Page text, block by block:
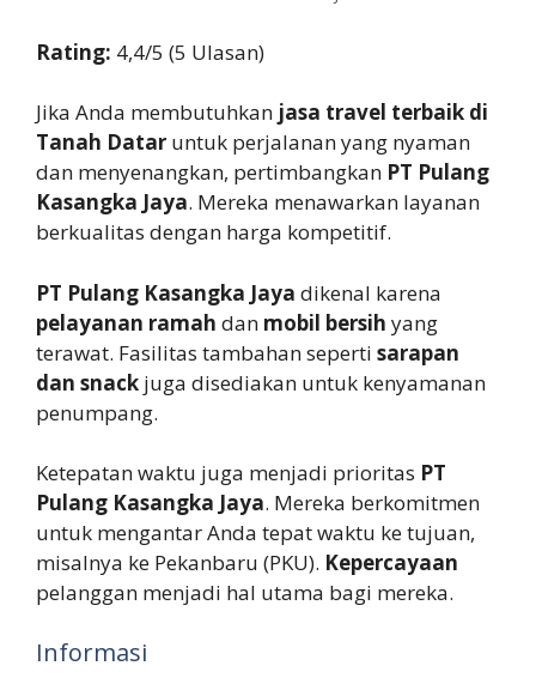
Rating: 4,4/5 (5 Ulasan)
Jika Anda membutuhkan jasa travel terbaik di
Tanah Datar untuk perjalanan yang nyaman
dan menyenangkan, pertimbangkan PT Pulang
Kasangka Jaya. Mereka menawarkan layanan
berkualitas dengan harga kompetitif.
PT Pulang Kasangka Jaya dikenal karena
pelayanan ramah dan mobil bersih yang
terawat. Fasilitas tambahan seperti sarapan
dan snack juga disediakan untuk kenyamanan
penumpang.
Ketepatan waktu juga menjadi prioritas PT
Pulang Kasangka Jaya. Mereka berkomitmen
untuk mengantar Anda tepat waktu ke tujuan,
misalnya ke Pekanbaru (PKU). Kepercayaan
pelanggan menjadi hal utama bagi mereka.
Informasi